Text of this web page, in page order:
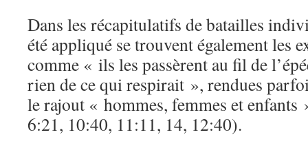
Dans les récapitulatifs de batailles
été appliqué se trouvent également les
comme « ils les passèrent au fil de
rien de ce qui respirait », rendues
le rajout « hommes, femmes et
6:21, 10:40, 11:11, 14, 12:40).